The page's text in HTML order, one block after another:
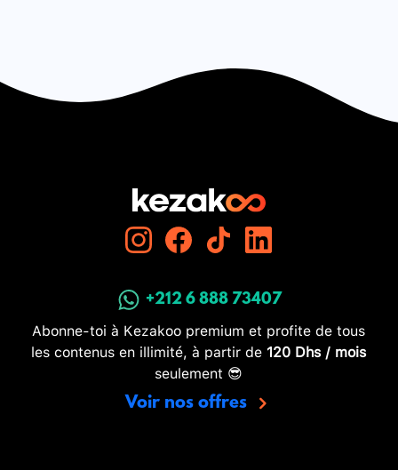
+212 6 888 73407
Abonne-toi à Kezakoo premium et profite de tous
les contenus en illimité, à partir de 120 Dhs / mois
seulement 😎
Voir nos offres